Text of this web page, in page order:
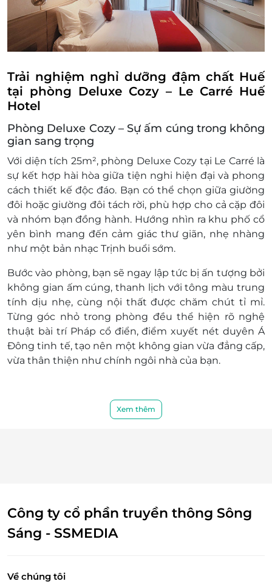
Trẻ em (từ 06 – dưới 12 tuổi) không bao gồm
giường phụ: 200.000 vnđ/đêm
Điều kiện đặt & nhận phòng:
(tùy tình trạng phòng). Giai đoạn cao điểm
cần đặt trước 3 tuần
Giờ nhận phòng: Sau 14h00 / Giờ trả phòng:
Check in sớm - Check out muộn: tùy thuộc
vào tình trạng phòng và có thể sẽ phụ thu
theo quy định của khách sạn
Hotline đặt phòng & tư vấn (9h-20h): 1900
2065 / 0702 804 262
Văn phòng HCM: 028 6680 8757
Điều kiện hoãn/huỷ phòng:
Hủy trước 30 ngày miễn phí; tính phí dịch vụ
LifeLink.vn
lưu trú 100% voucher. Không hủy, hoàn, thay
đổi các ngày cao điểm và Lễ Tết
Điều kiện khác:
Áp dụng 01 e-Voucher/e-Coupon cho 02
khách
Một khách hàng được mua nhiều e-
Voucher/e-Coupon
Không áp dụng đồng thời với chương trình
khuyến mại khác.
Trải nghiệm nghỉ dưỡng đậm chất Huế
tại phòng Deluxe Cozy – Le Carré Huế
Hotel
Phòng Deluxe Cozy – Sự ấm cúng trong không
gian sang trọng
Với diện tích 25m², phòng Deluxe Cozy tại Le Carré là
sự kết hợp hài hòa giữa tiện nghi hiện đại và phong
cách thiết kế độc đáo. Bạn có thể chọn giữagiường
đôi hoặcgiường đôi tách rời, phù hợp cho cả cặp đôi
và nhóm bạn đồng hành. Hướng nhìn ra khu phố cổ
yên bình mang đến cảm giác thư giãn, nhẹ nhàng
như một bản nhạc Trịnh buổi sớm.
Bước vào phòng, bạn sẽ ngay lập tức bị ấn tượng bởi
không gian ấm cúng, thanh lịch với tông màu trung
tính dịu nhẹ, cùng nội thất được chăm chút tỉ mỉ.
Từng góc nhỏ trong phòng đều thể hiện rõ nghệ
thuật bài trí Pháp cổ điển, điểm xuyết nétduyên Á
Đông tinh tế, tạo nên một không gian vừa đẳng cấp,
vừa thân thiện như chính ngôi nhà của bạn.
Xem thêm
Công ty cổ phần truyền thông Sông
Sáng - SSMEDIA
Về chúng tôi